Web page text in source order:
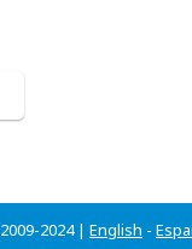
2024 | English -